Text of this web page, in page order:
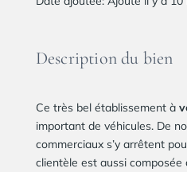
Description du bien
Ce très bel établissement à
important de véhicules. De
commerciaux s’y arrêtent
clientèle est aussi composée